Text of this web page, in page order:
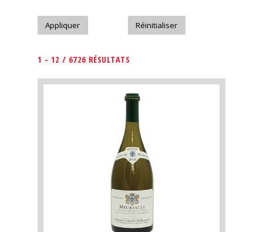
1 - 12 / 6726 RÉSULTATS